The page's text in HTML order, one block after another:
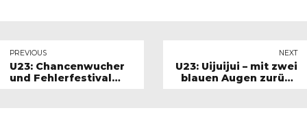
PREVIOUS
U23: Chancenwucher
und Fehlerfestival
NEXT
U23: Uijuijui – mit zwei
blauen Augen zurück